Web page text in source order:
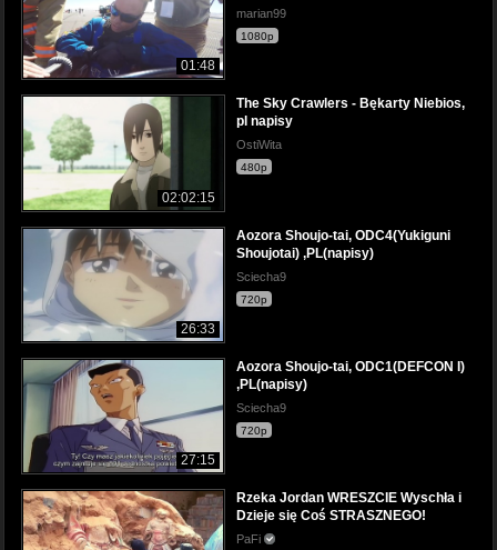
01:48
marian99
1080p
02:02:15
The Sky Crawlers - Bękarty Niebios,
pl napisy
OstiWita
480p
26:33
Aozora Shoujo-tai, ODC4(Yukiguni
Shoujotai) ,PL(napisy)
Sciecha9
720p
27:15
Aozora Shoujo-tai, ODC1(DEFCON I)
,PL(napisy)
Sciecha9
720p
Rzeka Jordan WRESZCIE Wyschła i
Dzieje się Coś STRASZNEGO!
PaFi